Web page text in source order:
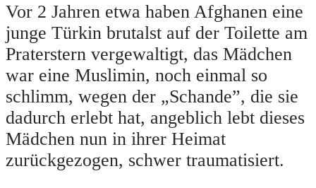
Vor 2 Jahren etwa haben Afghanen eine
junge Türkin brutalst auf der Toilette am
Praterstern vergewaltigt, das Mädchen
war eine Muslimin, noch einmal so
schlimm, wegen der „Schande”, die sie
dadurch erlebt hat, angeblich lebt dieses
Mädchen nun in ihrer Heimat
zurückgezogen, schwer traumatisiert.